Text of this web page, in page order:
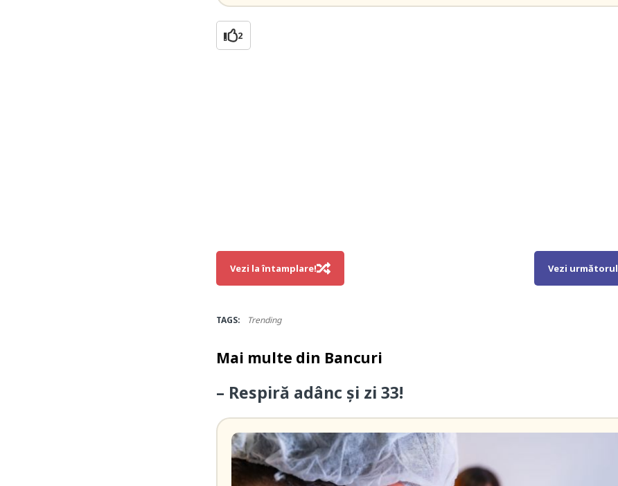
2
Vezi la întamplare! Vezi următorul
TAGS: Trending
Mai multe din Bancuri
– Respiră adânc și zi 33!